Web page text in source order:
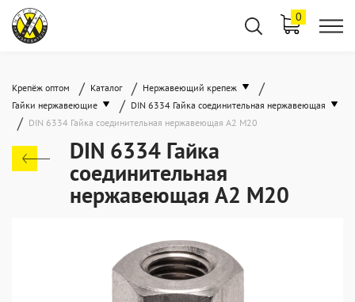
0
Крепёж оптом / Каталог / Нержавеющий крепеж /
Гайки нержавеющие / DIN 6334 Гайка соединительная нержавеющая
/ DIN 6334 Гайка соединительная нержавеющая А2 М20
DIN 6334 Гайка
соединительная
нержавеющая А2 М20